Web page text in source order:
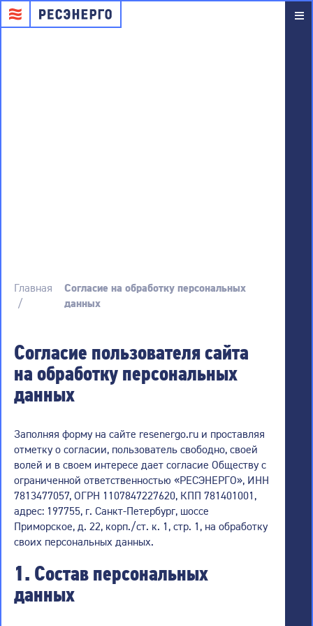
Главная
Согласие на обработку персональных
данных
Согласие пользователя сайта
на обработку персональных
данных
Заполняя форму на сайте resenergo.ru и проставляя
отметку о согласии, пользователь свободно, своей
волей и в своем интересе дает согласие Обществу с
ограниченной ответственностью «РЕСЭНЕРГО», ИНН
7813477057, ОГРН 1107847227620, КПП 781401001,
адрес: 197755, г. Санкт-Петербург, шоссе
Приморское, д. 22, корп./ст. к. 1, стр. 1, на обработку
своих персональных данных.
1. Состав персональных
данных